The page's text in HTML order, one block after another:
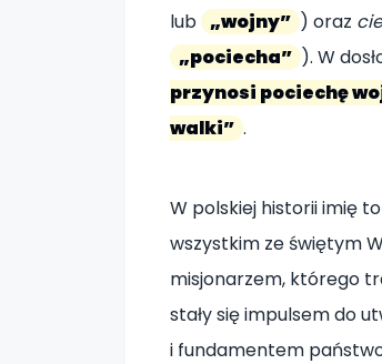
lub „wojny” ) oraz
„pociecha” ). W
przynosi pociechę
walki” .
W polskiej historii imię
wszystkim ze świętym
misjonarzem, którego
stały się impulsem do
i fundamentem